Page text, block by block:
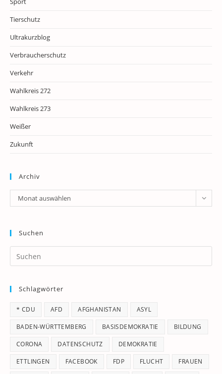
Tierschutz
Ultrakurzblog
Verbraucherschutz
Verkehr
Wahlkreis 272
Wahlkreis 273
Weißer
Zukunft
Archiv
Archiv
Monat auswählen
Suchen
Schlagwörter
* CDU AFD AFGHANISTAN ASYL
BADEN-WÜRTTEMBERG BASISDEMOKRATIE BILDUNG
CORONA DATENSCHUTZ DEMOKRATIE
ETTLINGEN FACEBOOK FDP FLUCHT FRAUEN